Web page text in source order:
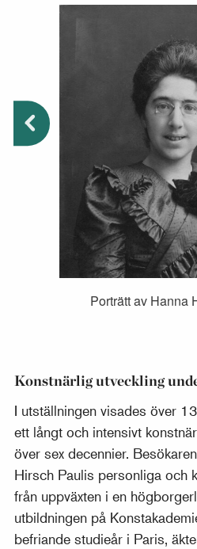
Porträtt av Hanna
Konstnärlig utveckling
I utställningen visades över
ett långt och intensivt
över sex decennier.
Hirsch Paulis personliga och
från uppväxten i en
utbildningen på
befriande studieår i Paris,